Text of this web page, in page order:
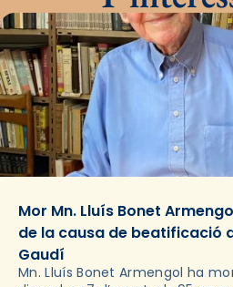
Mor Mn. Lluís Bonet
de la causa de beatificació
Gaudí
Mn. Lluís Bonet Armengol ha